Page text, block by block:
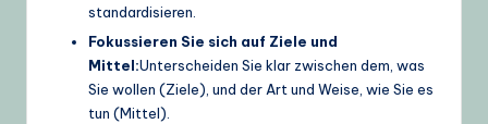
standardisieren.
Fokussieren Sie sich auf Ziele und
Mittel:Unterscheiden Sie klar zwischen dem, was
Sie wollen (Ziele), und der Art und Weise, wie Sie es
tun (Mittel).